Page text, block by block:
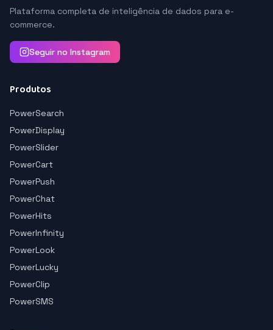
Plataforma completa de inteligência de dados para e-
commerce.
Seguir no Instagram
Produtos
PowerSearch
PowerDisplay
PowerSlider
PowerCart
PowerPush
PowerChat
PowerHits
PowerInfinity
PowerLook
PowerLucky
PowerClip
PowerSMS